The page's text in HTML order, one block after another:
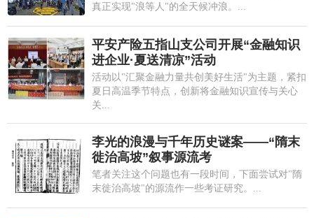
真正实现"浪等人"的全天候冲浪。...
平安产险五指山支公司开展“金融知识
进企业·夏送清凉”活动
活动以"汇聚金融力量共创美好生活"为主题，紧扣
夏日高温季节特点，创新将金融知识宣传与关心
关...
李光的浪漫与千年历史谜案——“隋末
徙治高坡”叙事源流考
笔者关注这个问题也有一段时间，下面尝试对"隋
末徙治高坡"的源流作一些考证研究。...